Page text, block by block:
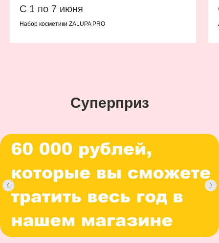
С 1 по 7 июня
Набор косметики ZALUPA PRO
Суперприз